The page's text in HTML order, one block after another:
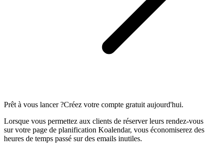
Prêt à vous lancer ?Créez votre compte gratuit aujourd'hui.
Lorsque vous permettez aux clients de réserver leurs rendez-vous
sur votre page de planification Koalendar, vous économiserez des
heures de temps passé sur des emails inutiles.